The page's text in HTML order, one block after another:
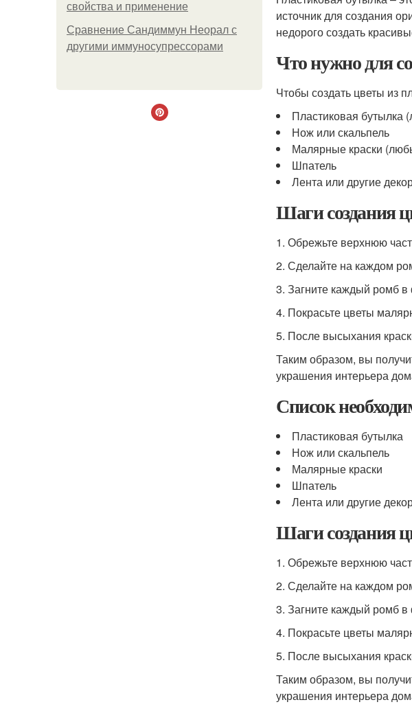
свойства и применение
Сравнение Сандиммун Неорал с
другими иммуносупрессорами
источник для создания
недорого создать
Что нужно для
Чтобы создать цветы из
Пластиковая бутылка
Нож или скальпель
Малярные краски
Шпатель
Лента или другие
Шаги создания
1. Обрежьте верхнюю
2. Сделайте на каждом
3. Загните каждый ромб в
4. Покрасьте цветы
5. После высыхания
Таким образом, вы
украшения интерьера
Список
Пластиковая бутылка
Нож или скальпель
Малярные краски
Шпатель
Лента или другие
Шаги создания
1. Обрежьте верхнюю
2. Сделайте на каждом
3. Загните каждый ромб в
4. Покрасьте цветы
5. После высыхания
Таким образом, вы
украшения интерьера